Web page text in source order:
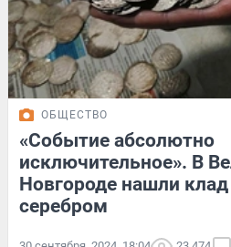
ОБЩЕСТВО
«Событие абсолютно
исключительное». В
Новгороде нашли клад
серебром